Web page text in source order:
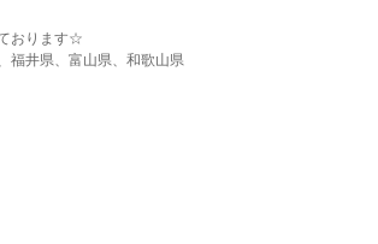
おります☆
福井県、富山県、和歌山県